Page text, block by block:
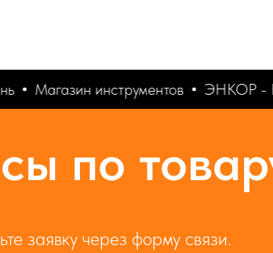
Магазин инструментов ЭНКОР -
по
заявку через форму связи.